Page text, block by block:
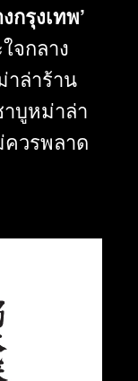
กรุงเทพ’
จกลาง
าล่าร้าน
าบูหม่าล่า
ควรพลาด